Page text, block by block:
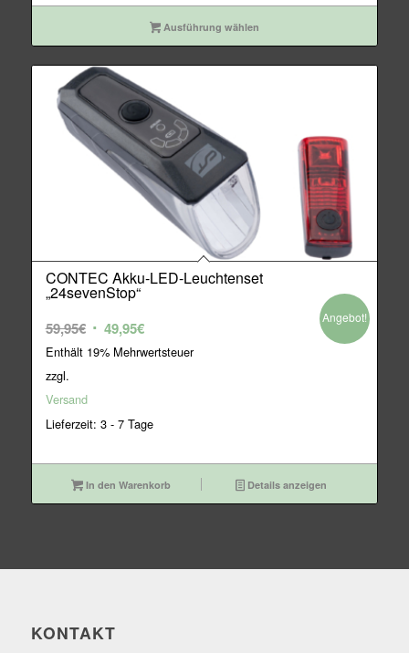
Ausführung wählen
CONTEC Akku-LED-Leuchtenset
„24sevenStop“
59,95€ Ursprünglicher
Preis
49,95€Aktueller
Preis
Enthält 19% Mehrwertsteuer
zzgl.
Versand
Lieferzeit: 3 - 7 Tage
Angebot!
In den Warenkorb Details anzeigen
KONTAKT